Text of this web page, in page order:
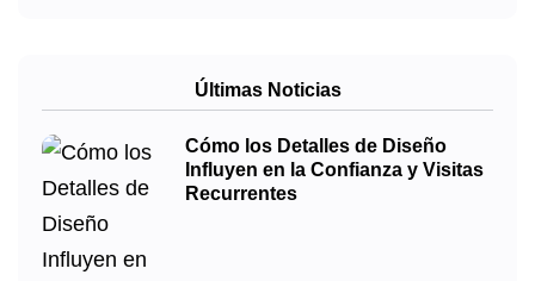
Últimas Noticias
Cómo los Detalles de Diseño
Influyen en la Confianza y Visitas
Recurrentes